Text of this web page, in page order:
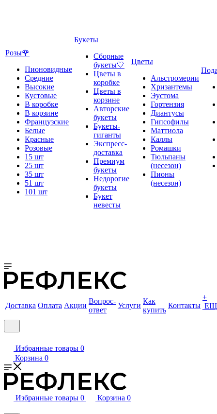
Розы🌹
Пионовидные
Средние
Высокие
Кустовые
В коробке
В корзине
Французские
Белые
Красные
Розовые
15 шт
25 шт
35 шт
51 шт
101 шт
Букеты
Сборные
букеты🤍
Цветы в
коробке
Цветы в
корзине
Авторские
букеты
Букеты-
гиганты
Экспресс-
доставка
Премиум
букеты
Недорогие
букеты
Букет
невесты
Цветы
Альстромерии
Хризантемы
Эустома
Гортензия
Диантусы
Гипсофилы
Маттиола
Каллы
Ромашки
Тюльпаны
(несезон)
Пионы
(несезон)
Доставка Оплата Акции
Вопрос-
ответ
Услуги
Как
купить
Контакты
+
Избранные товары 0
Корзина 0
Избранные товары 0 Корзина 0